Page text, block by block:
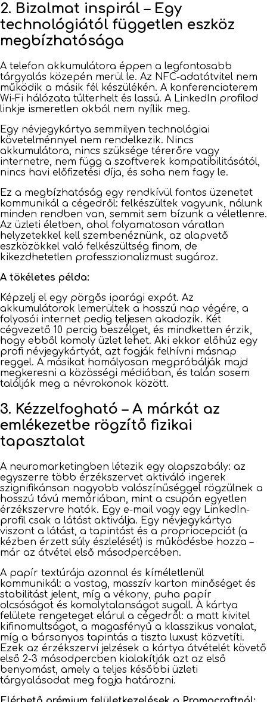
2. Bizalmat inspirál – Egy
technológiától független eszköz
megbízhatósága
A telefon akkumulátora éppen a legfontosabb
tárgyalás közepén merül le. Az NFC-adatátvitel nem
működik a másik fél készülékén. A konferenciaterem
Wi-Fi hálózata túlterhelt és lassú. A LinkedIn profilod
linkje ismeretlen okból nem nyílik meg.
Egy névjegykártya semmilyen technológiai
követelménnyel nem rendelkezik. Nincs
akkumulátora, nincs szüksége térerőre vagy
internetre, nem függ a szoftverek kompatibilitásától,
nincs havi előfizetési díja, és soha nem fagy le.
Ez a megbízhatóság egy rendkívül fontos üzenetet
kommunikál a cégedről: felkészültek vagyunk, nálunk
minden rendben van, semmit sem bízunk a véletlenre.
Az üzleti életben, ahol folyamatosan váratlan
helyzetekkel kell szembenéznünk, az alapvető
eszközökkel való felkészültség finom, de
kikezdhetetlen professzionalizmust sugároz.
A tökéletes példa:
Képzelj el egy pörgős iparági expót. Az
akkumulátorok lemerültek a hosszú nap végére, a
folyosói internet pedig teljesen akadozik. Két
cégvezető 10 percig beszélget, és mindketten érzik,
hogy ebből komoly üzlet lehet. Aki ekkor előhúz egy
profi névjegykártyát, azt fogják felhívni másnap
reggel. A másikat homályosan megpróbálják majd
megkeresni a közösségi médiában, és talán sosem
találják meg a névrokonok között.
3. Kézzelfogható – A márkát az
emlékezetbe rögzítő fizikai
tapasztalat
A neuromarketingben létezik egy alapszabály: az
egyszerre több érzékszervet aktiváló ingerek
szignifikánsan nagyobb valószínűséggel rögzülnek a
hosszú távú memóriában, mint a csupán egyetlen
érzékszervre hatók. Egy e-mail vagy egy LinkedIn-
profil csak a látást aktiválja. Egy névjegykártya
viszont a látást, a tapintást és a propriocepciót (a
kézben érzett súly észlelését) is működésbe hozza –
már az átvétel első másodpercében.
A papír textúrája azonnal és kíméletlenül
kommunikál: a vastag, masszív karton minőséget és
stabilitást jelent, míg a vékony, puha papír
olcsóságot és komolytalanságot sugall. A kártya
felülete rengeteget elárul a cégedről: a matt kivitel
kifinomultságot, a magasfényű a klasszikus vonalat,
míg a bársonyos tapintás a tiszta luxust közvetíti.
Ezek az érzékszervi jelzések a kártya átvételét követő
első 2-3 másodpercben kialakítják azt az első
benyomást, amely a teljes későbbi üzleti
tárgyalásodat meg fogja határozni.